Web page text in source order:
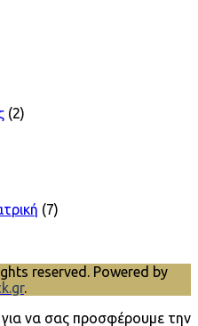
(2)
(7)
reserved. Powered by
.
να σας προσφέρουμε την